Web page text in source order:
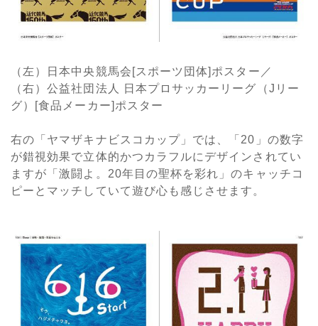
（左）日本中央競馬会[スポーツ団体]ポスター／
（右）公益社団法人 日本プロサッカーリーグ（Jリー
グ）[食品メーカー]ポスター
右の「ヤマザキナビスコカップ」では、「20」の数字
が錯視効果で立体的かつカラフルにデザインされてい
ますが「激闘よ。20年目の聖杯を彩れ」のキャッチコ
ピーとマッチしていて遊び心も感じさせます。